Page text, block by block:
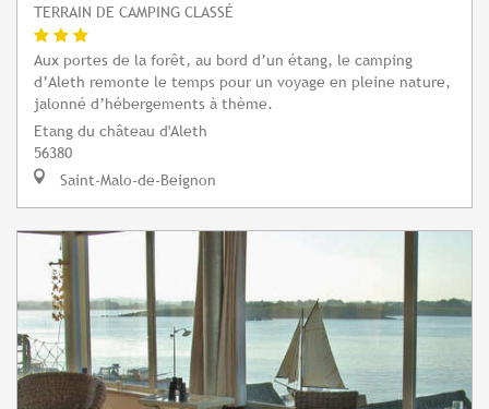
TERRAIN DE CAMPING CLASSÉ
Aux portes de la forêt, au bord d’un étang, le camping
d’Aleth remonte le temps pour un voyage en pleine nature,
jalonné d’hébergements à thème.
Etang du château d'Aleth
56380
Saint-Malo-de-Beignon